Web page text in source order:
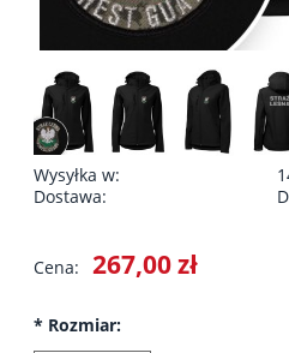
Wysyłka w:
Dostawa:
Cena nie zawiera
Cena: 267,00 zł
* Rozmiar: